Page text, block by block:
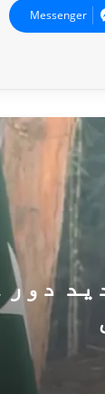
Messenger
دور